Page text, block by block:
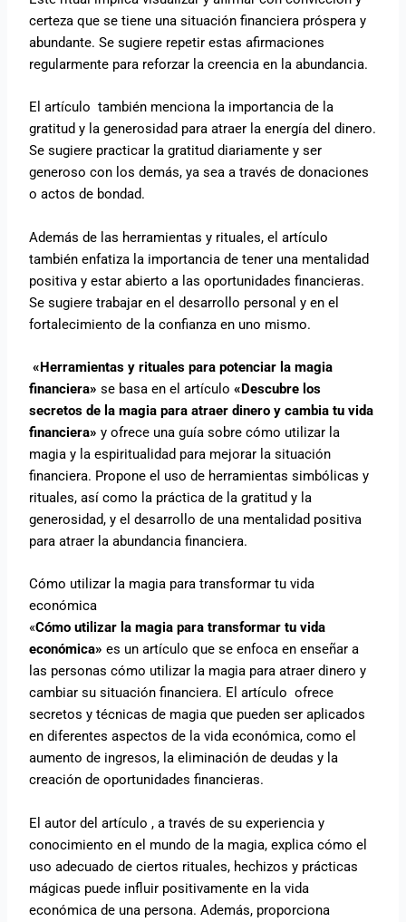
certeza que se tiene una situación financiera próspera y
abundante. Se sugiere repetir estas afirmaciones
regularmente para reforzar la creencia en la abundancia.
El artículo también menciona la importancia de la
gratitud y la generosidad para atraer la energía del dinero.
Se sugiere practicar la gratitud diariamente y ser
generoso con los demás, ya sea a través de donaciones
o actos de bondad.
Además de las herramientas y rituales, el artículo
también enfatiza la importancia de tener una mentalidad
positiva y estar abierto a las oportunidades financieras.
Se sugiere trabajar en el desarrollo personal y en el
fortalecimiento de la confianza en uno mismo.
«Herramientas y rituales para potenciar la magia
financiera»se basa en el artículo«Descubre los
secretos de la magia para atraer dinero y cambia tu vida
financiera» y ofrece una guía sobre cómo utilizar la
magia y la espiritualidad para mejorar la situación
financiera. Propone el uso de herramientas simbólicas y
rituales, así como la práctica de la gratitud y la
generosidad, y el desarrollo de una mentalidad positiva
para atraer la abundancia financiera.
Cómo utilizar la magia para transformar tu vida
económica
«Cómo utilizar la magia para transformar tu vida
económica» es un artículo que se enfoca en enseñar a
las personas cómo utilizar la magia para atraer dinero y
cambiar su situación financiera. El artículo ofrece
secretos y técnicas de magia que pueden ser aplicados
en diferentes aspectos de la vida económica, como el
aumento de ingresos, la eliminación de deudas y la
creación de oportunidades financieras.
El autor del artículo , a través de su experiencia y
conocimiento en el mundo de la magia, explica cómo el
uso adecuado de ciertos rituales, hechizos y prácticas
mágicas puede influir positivamente en la vida
económica de una persona. Además, proporciona